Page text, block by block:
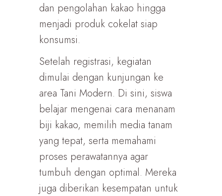
dan pengolahan kakao hingga
menjadi produk cokelat siap
konsumsi.
Setelah registrasi, kegiatan
dimulai dengan kunjungan ke
area Tani Modern. Di sini, siswa
belajar mengenai cara menanam
biji kakao, memilih media tanam
yang tepat, serta memahami
proses perawatannya agar
tumbuh dengan optimal. Mereka
juga diberikan kesempatan untuk